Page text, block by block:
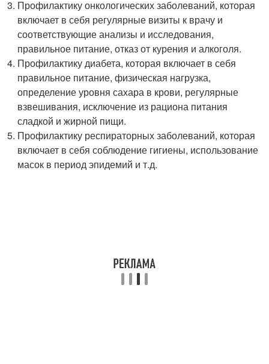
Профилактику онкологических заболеваний, которая
включает в себя регулярные визиты к врачу и
соответствующие анализы и исследования,
правильное питание, отказ от курения и алкоголя.
Профилактику диабета, которая включает в себя
правильное питание, физическая нагрузка,
определение уровня сахара в крови, регулярные
взвешивания, исключение из рациона питания
сладкой и жирной пищи.
Профилактику респираторных заболеваний, которая
включает в себя соблюдение гигиены, использование
масок в период эпидемий и т.д.